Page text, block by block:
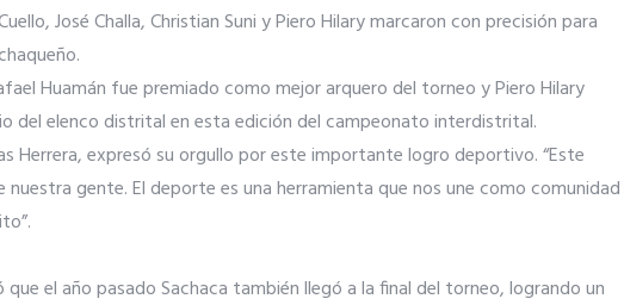
José Challa, Christian Suni y Piero Hilary marcaron con precisión para
Huamán fue premiado como mejor arquero del torneo y Piero Hilary
del elenco distrital en esta edición del campeonato interdistrital.
Herrera, expresó su orgullo por este importante logro deportivo. “Este
gente. El deporte es una herramienta que nos une como comunidad
el año pasado Sachaca también llegó a la final del torneo, logrando un